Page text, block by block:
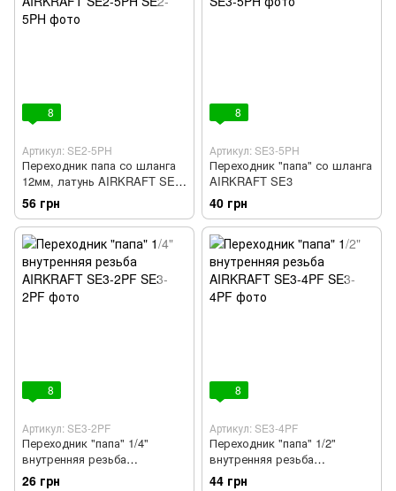
8
Артикул: SE2-5PH
Переходник папа со шланга
12мм, латунь AIRKRAFT SE2-
5PH
56 грн
8
Артикул: SE3-5PH
Переходник "папа" со шланга
AIRKRAFT SE3
40 грн
8
Артикул: SE3-2PF
Переходник "папа" 1/4"
внутренняя резьба
AIRKRAFT SE3-2PF
26 грн
8
Артикул: SE3-4PF
Переходник "папа" 1/2"
внутренняя резьба
AIRKRAFT SE3-4PF
44 грн